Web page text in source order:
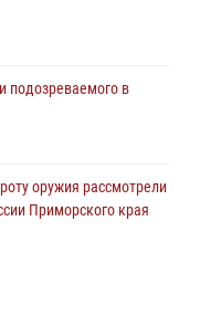
подозреваемого в
оружия рассмотрели
Приморского края